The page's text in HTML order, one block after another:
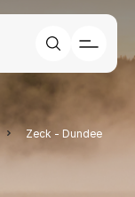
Zeck - Dundee